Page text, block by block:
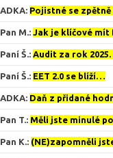
ADKA: Pojistné se
Pan M.: Jak je klíčové mít
Paní Š.: Audit za rok
Paní Š.: EET 2.0 se blíží…
ADKA: Daň z přidané
Pan T.: Měli jste minulé
Pan K.: (NE)zapomněli